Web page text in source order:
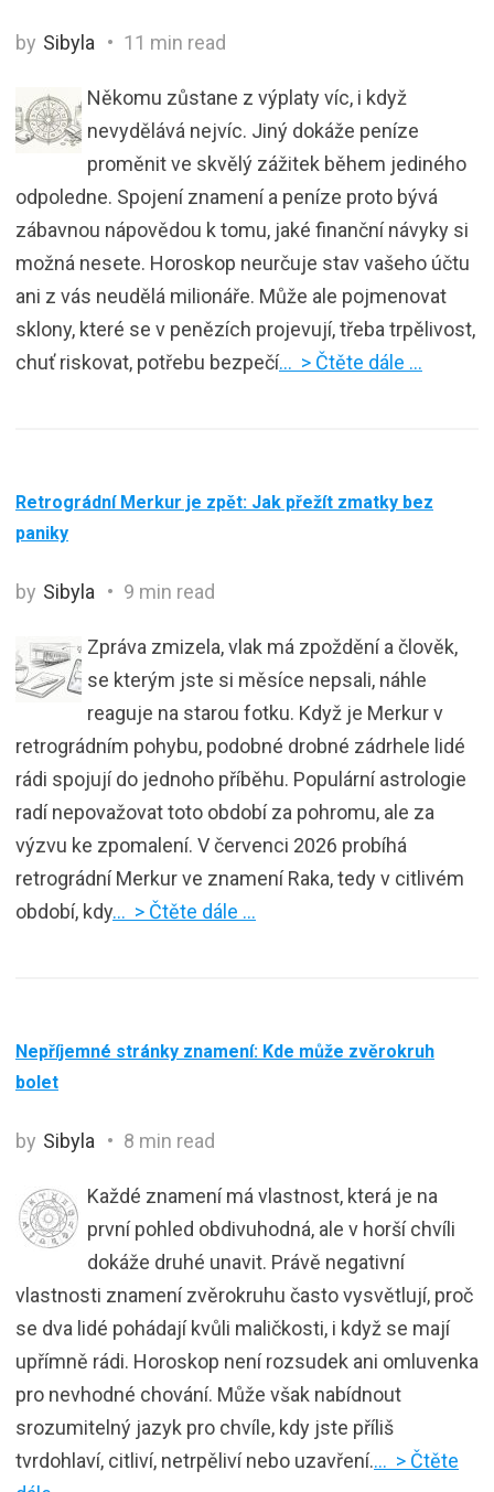
by Sibyla 11 min read
Někomu zůstane z výplaty víc, i když
nevydělává nejvíc. Jiný dokáže peníze
proměnit ve skvělý zážitek během jediného
odpoledne. Spojení znamení a peníze proto bývá
zábavnou nápovědou k tomu, jaké finanční návyky si
možná nesete. Horoskop neurčuje stav vašeho účtu
ani z vás neudělá milionáře. Může ale pojmenovat
sklony, které se v penězích projevují, třeba trpělivost,
chuť riskovat, potřebu bezpečí… > Čtěte dále …
Retrográdní Merkur je zpět: Jak přežít zmatky bez
paniky
by Sibyla 9 min read
Zpráva zmizela, vlak má zpoždění a člověk,
se kterým jste si měsíce nepsali, náhle
reaguje na starou fotku. Když je Merkur v
retrográdním pohybu, podobné drobné zádrhele lidé
rádi spojují do jednoho příběhu. Populární astrologie
radí nepovažovat toto období za pohromu, ale za
výzvu ke zpomalení. V červenci 2026 probíhá
retrográdní Merkur ve znamení Raka, tedy v citlivém
období, kdy… > Čtěte dále …
Nepříjemné stránky znamení: Kde může zvěrokruh
bolet
by Sibyla 8 min read
Každé znamení má vlastnost, která je na
první pohled obdivuhodná, ale v horší chvíli
dokáže druhé unavit. Právě negativní
vlastnosti znamení zvěrokruhu často vysvětlují, proč
se dva lidé pohádají kvůli maličkosti, i když se mají
upřímně rádi. Horoskop není rozsudek ani omluvenka
pro nevhodné chování. Může však nabídnout
srozumitelný jazyk pro chvíle, kdy jste příliš
tvrdohlaví, citliví, netrpěliví nebo uzavření.… > Čtěte